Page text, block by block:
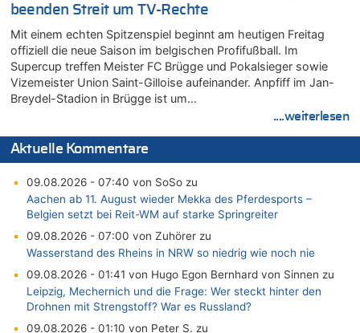
beenden Streit um TV-Rechte
Mit einem echten Spitzenspiel beginnt am heutigen Freitag
offiziell die neue Saison im belgischen Profifußball. Im
Supercup treffen Meister FC Brügge und Pokalsieger sowie
Vizemeister Union Saint-Gilloise aufeinander. Anpfiff im Jan-
Breydel-Stadion in Brügge ist um…
....weiterlesen
Aktuelle Kommentare
09.08.2026 - 07:40 von SoSo zu
Aachen ab 11. August wieder Mekka des Pferdesports –
Belgien setzt bei Reit-WM auf starke Springreiter
09.08.2026 - 07:00 von Zuhörer zu
Wasserstand des Rheins in NRW so niedrig wie noch nie
09.08.2026 - 01:41 von Hugo Egon Bernhard von Sinnen zu
Leipzig, Mechernich und die Frage: Wer steckt hinter den
Drohnen mit Strengstoff? War es Russland?
09.08.2026 - 01:10 von Peter S. zu